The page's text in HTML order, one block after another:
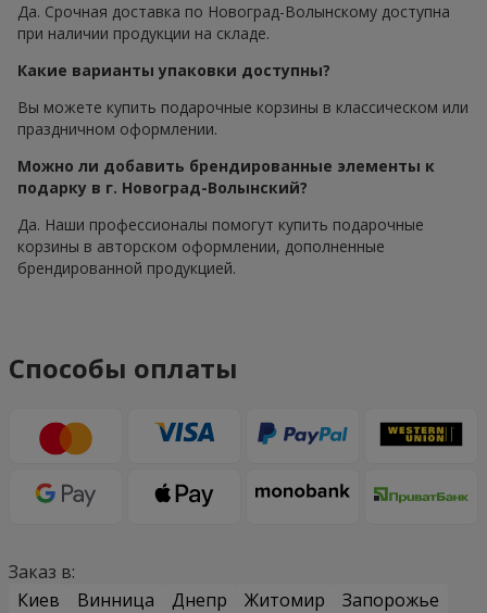
Да. Срочная доставка по Новоград-Волынскому доступна
при наличии продукции на складе.
Какие варианты упаковки доступны?
Вы можете купить подарочные корзины в классическом или
праздничном оформлении.
Можно ли добавить брендированные элементы к
подарку в г. Новоград-Волынский?
Да. Наши профессионалы помогут купить подарочные
корзины в авторском оформлении, дополненные
брендированной продукцией.
Способы оплаты
Заказ в:
Киев
Винница Днепр Житомир
Запорожье